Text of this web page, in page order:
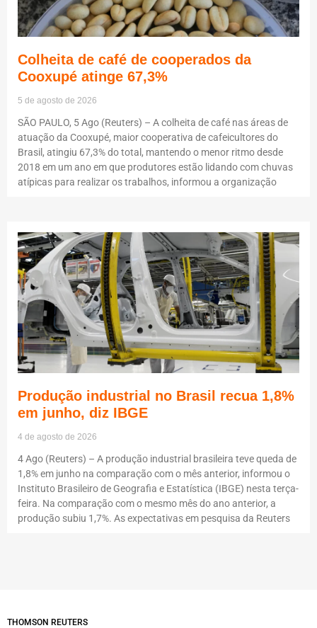
Colheita de café de cooperados da
Cooxupé atinge 67,3%
5 de agosto de 2026
SÃO PAULO, 5 Ago (Reuters) – A colheita de café nas áreas de
atuação da Cooxupé, maior cooperativa de cafeicultores do
Brasil, atingiu 67,3% do total, mantendo o menor ritmo desde
2018 em um ano em que produtores estão lidando com chuvas
atípicas para realizar os trabalhos, informou a organização
Produção industrial no Brasil recua 1,8%
em junho, diz IBGE
4 de agosto de 2026
4 Ago (Reuters) – A produção industrial brasileira teve queda de
1,8% em junho na comparação com o mês anterior, informou o
Instituto Brasileiro de Geografia e Estatística (IBGE) nesta terça-
feira. Na comparação com o mesmo mês do ano anterior, a
produção subiu 1,7%. As expectativas em pesquisa da Reuters
THOMSON REUTERS